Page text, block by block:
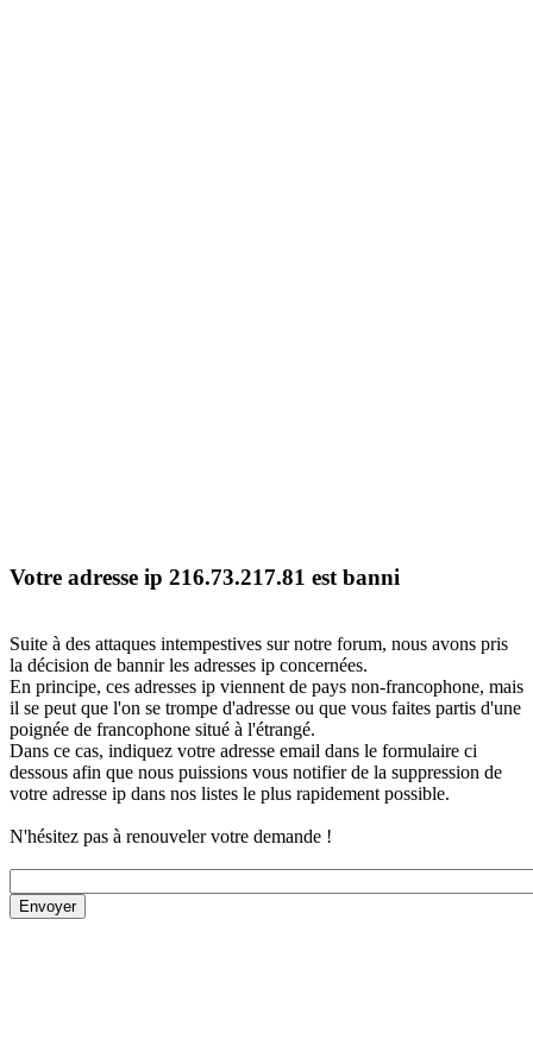
Votre adresse ip 216.73.217.81 est banni
Suite à des attaques intempestives sur notre forum, nous avons pris
la décision de bannir les adresses ip concernées.
En principe, ces adresses ip viennent de pays non-francophone, mais
il se peut que l'on se trompe d'adresse ou que vous faites partis d'une
poignée de francophone situé à l'étrangé.
Dans ce cas, indiquez votre adresse email dans le formulaire ci
dessous afin que nous puissions vous notifier de la suppression de
votre adresse ip dans nos listes le plus rapidement possible.
N'hésitez pas à renouveler votre demande !